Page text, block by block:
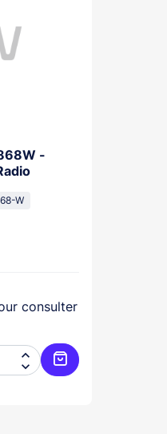
-
W
consulter


Ajouter au panier